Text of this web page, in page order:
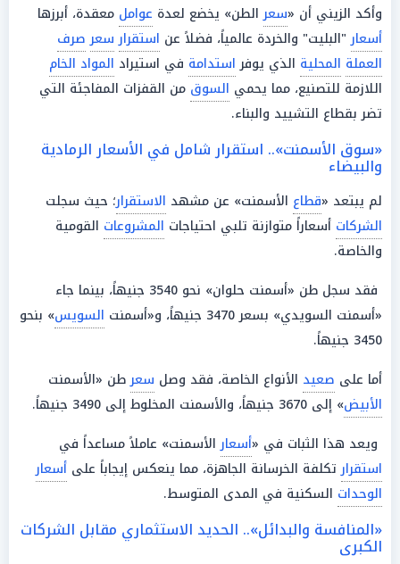
وأكد الزيني أن «سعرالطن» يخضع لعدة عوامل معقدة، أبرزها
أسعار"البليت" والخردة عالمياً، فضلاً عن استقرار سعر صرف
العملة المحلية الذي يوفراستدامة في استيراد المواد الخام
اللازمة للتصنيع، مما يحمي السوق من القفزات المفاجئة التي
تضر بقطاع التشييد والبناء.
«سوق الأسمنت».. استقرار شامل في الأسعار الرمادية
والبيضاء
لم يبتعد «قطاع الأسمنت» عن مشهد الاستقرار؛ حيث سجلت
الشركات أسعاراً متوازنة تلبي احتياجات المشروعات القومية
والخاصة.
فقد سجل طن «أسمنت حلوان» نحو 3540 جنيهاً، بينما جاء
«أسمنت السويدي» بسعر 3470 جنيهاً، و«أسمنت
السويس» بنحو
3450 جنيهاً.
أما على صعيد الأنواع الخاصة، فقد وصل سعرطن «الأسمنت
الأبيض» إلى 3670 جنيهاً، والأسمنت المخلوط إلى 3490 جنيهاً.
ويعد هذا الثبات في «أسعارالأسمنت» عاملاً مساعداً في
استقرارتكلفة الخرسانة الجاهزة، مما ينعكس إيجاباً على أسعار
الوحدات السكنية في المدى المتوسط.
«المنافسة والبدائل».. الحديد الاستثماري مقابل الشركات
الكبرى